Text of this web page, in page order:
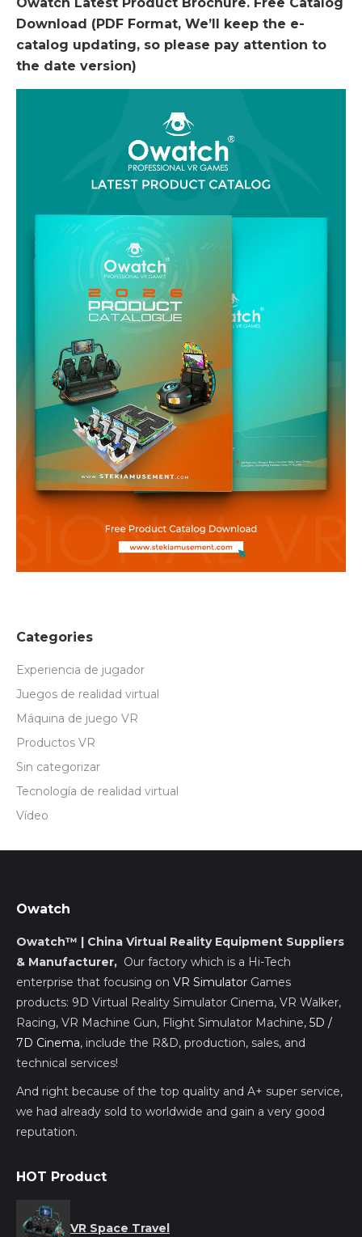
Download (PDF Format, We’ll keep the e-
catalog updating, so please pay attention to
the date version)
Categories
Experiencia de jugador
Juegos de realidad virtual
Máquina de juego VR
Productos VR
Sin categorizar
Tecnología de realidad virtual
Vídeo
Owatch
Owatch™ | China Virtual Reality Equipment Suppliers
& Manufacturer, Our factory which is a Hi-Tech
enterprise that focusing on VR Simulator Games
products: 9D Virtual Reality Simulator Cinema, VR Walker,
Racing, VR Machine Gun, Flight Simulator Machine, 5D /
7D Cinema, include the R&D, production, sales, and
technical services!
And right because of the top quality and A+ super service,
we had already sold to worldwide and gain a very good
reputation.
HOT Product
VR Space Travel